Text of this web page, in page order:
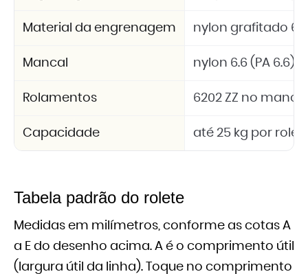
Material da engrenagem nylon grafitado 6.6
Mancal nylon 6.6 (PA 6.6)
Rolamentos 6202 ZZ no
Capacidade até 25 kg por
Tabela padrão do rolete
Medidas em milímetros, conforme as cotas A
a E do desenho acima. A é o comprimento útil
(largura útil da linha). Toque no comprimento